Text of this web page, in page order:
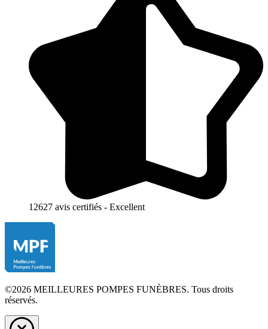
12627 avis certifiés - Excellent
©2026 MEILLEURES POMPES FUNÈBRES. Tous droits
réservés.